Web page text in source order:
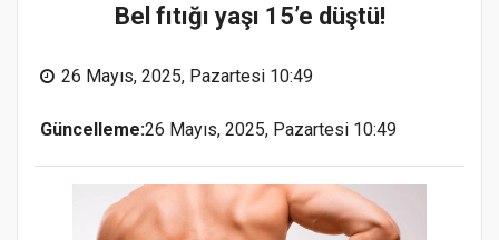
Bel fıtığı yaşı 15’e düştü!
26 Mayıs, 2025, Pazartesi 10:49
Güncelleme:26 Mayıs, 2025, Pazartesi 10:49